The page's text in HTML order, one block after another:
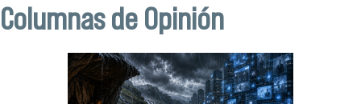
Columnas de Opinión